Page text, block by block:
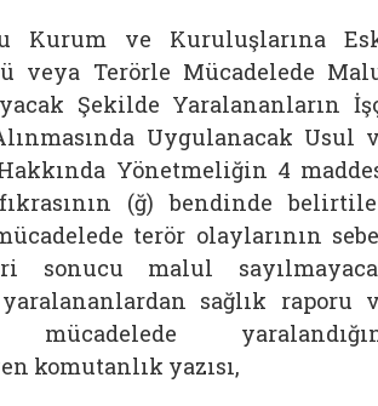
Kurum ve Kuruluşlarına
veya Terörle Mücadelede
Şekilde Yaralananların
Uygulanacak Usul
Yönetmeliğin 4
(ğ) bendinde
terör olaylarının
sonucu malul
sağlık raporu
komutanlık yazısı,